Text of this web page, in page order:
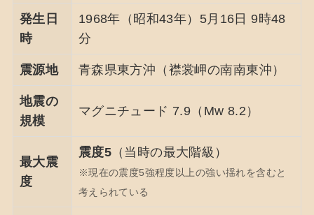
発生日
時
1968年（昭和43年）5月16日 9時48
分
震源地 青森県東方沖（襟裳岬の南南東沖）
地震の
規模
マグニチュード 7.9（Mw 8.2）
最大震
度
震度5 （当時の最大階級）
※現在の震度5強程度以上の強い揺れを含むと
考えられている